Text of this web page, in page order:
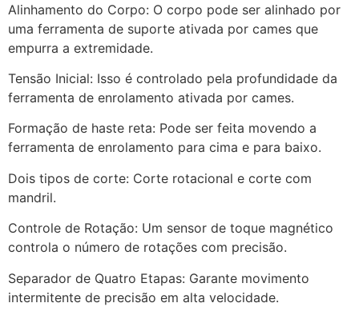
Alinhamento do Corpo: O corpo pode ser alinhado por
uma ferramenta de suporte ativada por cames que
empurra a extremidade.
Tensão Inicial: Isso é controlado pela profundidade da
ferramenta de enrolamento ativada por cames.
Formação de haste reta: Pode ser feita movendo a
ferramenta de enrolamento para cima e para baixo.
Dois tipos de corte: Corte rotacional e corte com
mandril.
Controle de Rotação: Um sensor de toque magnético
controla o número de rotações com precisão.
Separador de Quatro Etapas: Garante movimento
intermitente de precisão em alta velocidade.